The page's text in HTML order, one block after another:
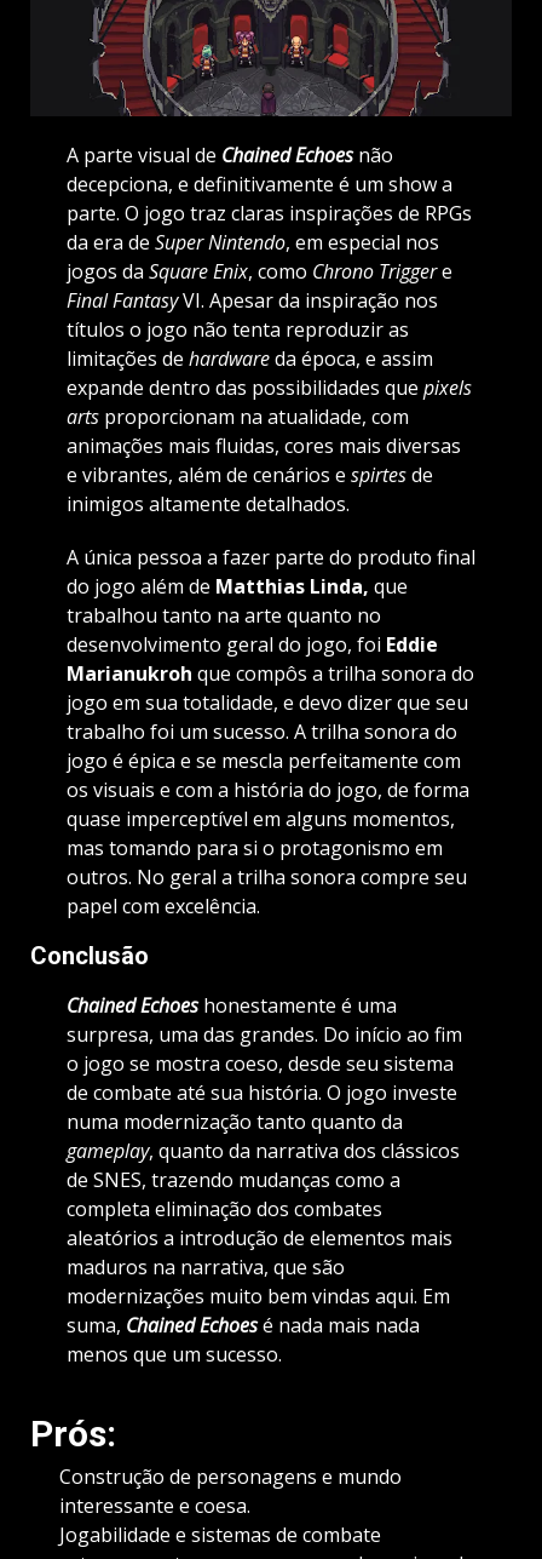
A parte visual de Chained Echoesnão
decepciona, e definitivamente é um show a
parte. O jogo traz claras inspirações de RPGs
da era de Super Nintendo, em especial nos
jogos da Square Enix, como Chrono Triggere
Final FantasyVI. Apesar da inspiração nos
títulos o jogo não tenta reproduzir as
limitações de hardwareda época, e assim
expande dentro das possibilidades que pixels
arts proporcionam na atualidade, com
animações mais fluidas, cores mais diversas
e vibrantes, além de cenários e spirtesde
inimigos altamente detalhados.
A única pessoa a fazer parte do produto final
do jogo além de Matthias Linda, que
trabalhou tanto na arte quanto no
desenvolvimento geral do jogo, foi Eddie
Marianukroh que compôs a trilha sonora do
jogo em sua totalidade, e devo dizer que seu
trabalho foi um sucesso. A trilha sonora do
jogo é épica e se mescla perfeitamente com
os visuais e com a história do jogo, de forma
quase imperceptível em alguns momentos,
mas tomando para si o protagonismo em
outros. No geral a trilha sonora compre seu
papel com excelência.
Conclusão
Chained Echoeshonestamente é uma
surpresa, uma das grandes. Do início ao fim
o jogo se mostra coeso, desde seu sistema
de combate até sua história. O jogo investe
numa modernização tanto quanto da
gameplay, quanto da narrativa dos clássicos
de SNES, trazendo mudanças como a
completa eliminação dos combates
aleatórios a introdução de elementos mais
maduros na narrativa, que são
modernizações muito bem vindas aqui. Em
suma, Chained Echoesé nada mais nada
menos que um sucesso.
Prós:
Construção de personagens e mundo
interessante e coesa.
Jogabilidade e sistemas de combate